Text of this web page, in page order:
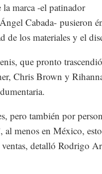
la marca -el patinador
Cabada- pusieron
de los materiales y el
que pronto
Chris Brown y
pero también por
al menos en México,
detalló Rodrigo